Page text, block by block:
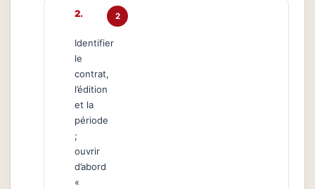
2
Identifier
le
contrat,
l’édition
et la
période
;
ouvrir
d’abord
«